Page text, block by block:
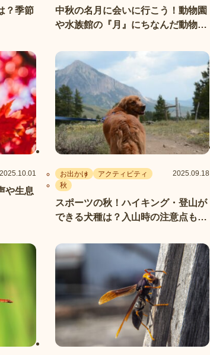
？季節
中秋の名月に会いに行こう！動物園
や水族館の『月』にちなんだ動物た
2025.10.01
や生息
お出かけ
アクティビティ
秋
2025.09.18
スポーツの秋！ハイキング・登山が
できる犬種は？入山時の注意点も紹